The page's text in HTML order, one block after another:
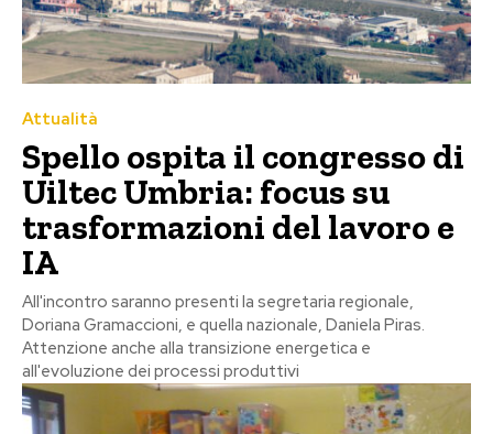
Attualità
Spello ospita il congresso di
Uiltec Umbria: focus su
trasformazioni del lavoro e
IA
All'incontro saranno presenti la segretaria regionale,
Doriana Gramaccioni, e quella nazionale, Daniela Piras.
Attenzione anche alla transizione energetica e
all'evoluzione dei processi produttivi